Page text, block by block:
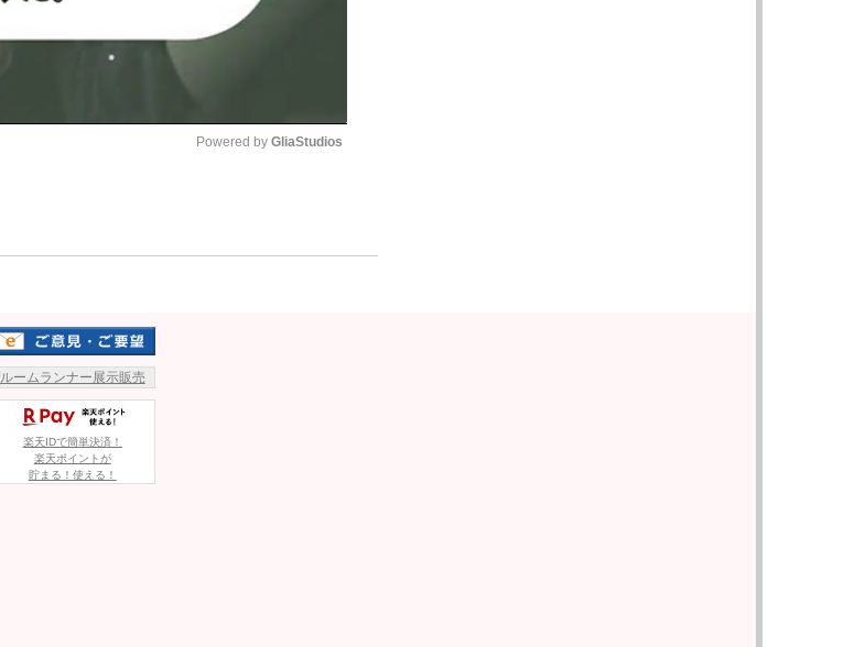
今年8月、KNOCKOUT ラウンドガ
ールに立った米倉みゆ
Powered by GliaStudios
ルームランナー展示販売
楽天IDで簡単決済！
楽天ポイントが
貯まる！使える！